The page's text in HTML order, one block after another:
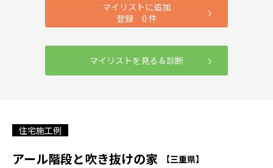
マイリストに追加
登録 0 件
マイリストを見る＆診断
住宅施工例
アール階段と吹き抜けの家 【三重県】